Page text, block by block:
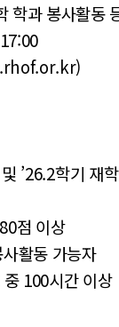
학과 봉사활동
’26.2학기 재
점 이상
활동 가능자
100시간 이상